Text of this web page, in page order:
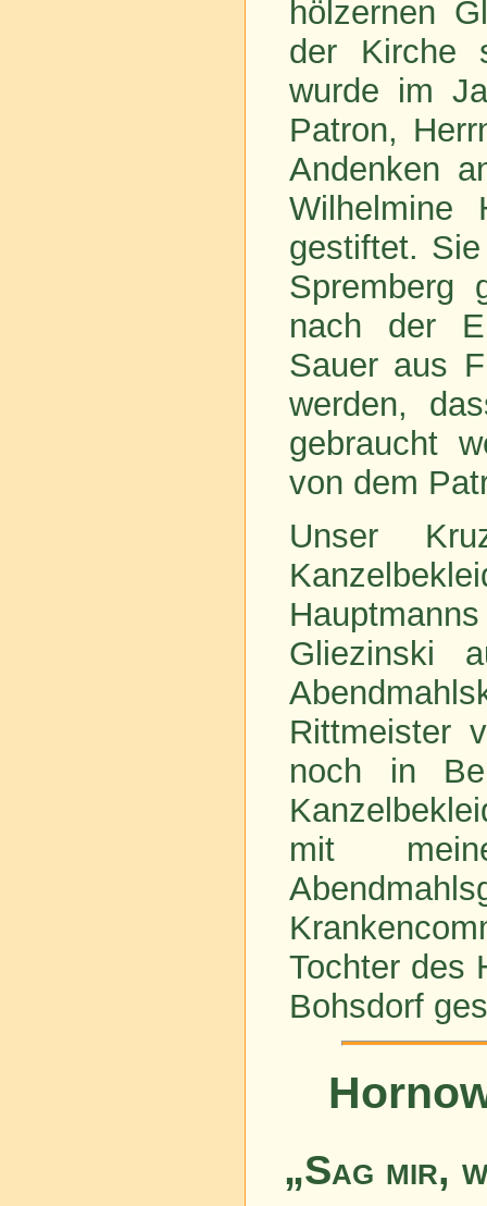
hölzernen
der Kirche
wurde im
Patron,
Andenken
Wilhelmine
gestiftet.
Spremberg
nach der
Sauer aus
werden,
gebraucht
von dem
Unser
Gliezinski
Rittmeister
noch in
mit
Tochter des
Bohsdorf
„Sag mir,